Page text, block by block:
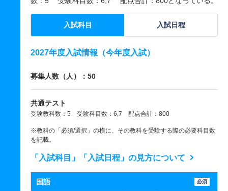
入試科目 入試日程
2027年度入試情報（今年度入試）
募集人数（人）：50
共通テスト
受験教科数：5 受験科目数：6,7 配点合計：800
※教科の「必須/選択」の横に、その教科を受験する際の必要科目数
を記載。
「入試科目」「入試日程」の見方について
国語 必須